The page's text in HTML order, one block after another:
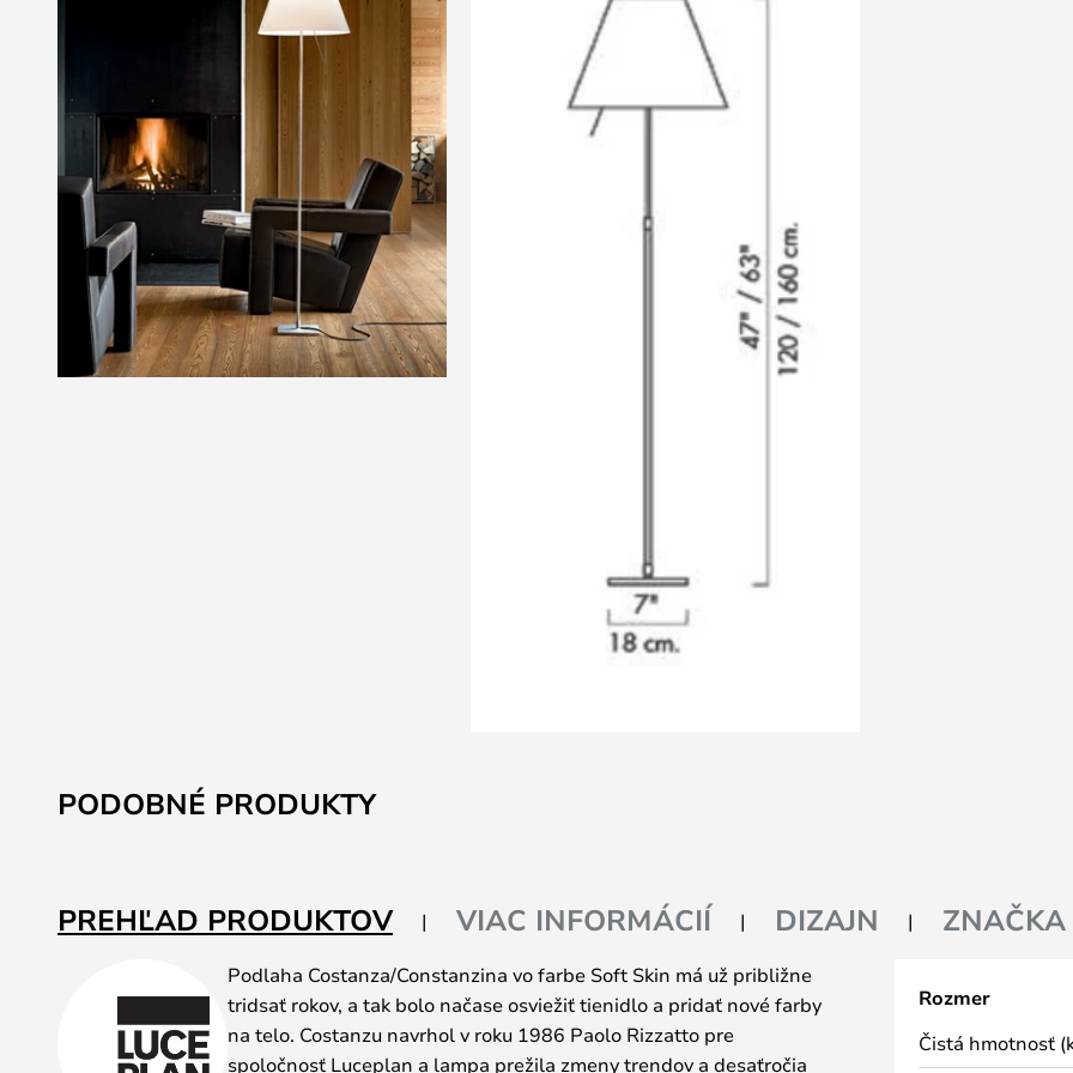
začiatok
PODOBNÉ PRODUKTY
PREHĽAD PRODUKTOV VIAC INFORMÁCIÍ DIZAJN ZNAČKA
Podlaha Costanza/Constanzina vo farbe Soft Skin má už približne
tridsať rokov, a tak bolo načase osviežiť tienidlo a pridať nové farby
na telo. Costanzu navrhol v roku 1986 Paolo Rizzatto pre
spoločnosť Luceplan a lampa prežila zmeny trendov a desaťročia
Rozmer
Čistá hmotnosť